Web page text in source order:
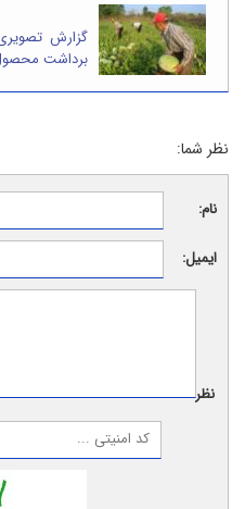
گزارش
برداشت
نظر شما:
نام:
ایمیل:
نظر: